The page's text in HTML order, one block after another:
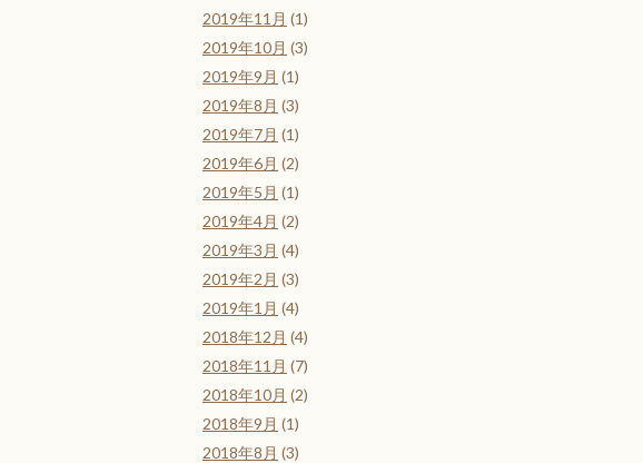
2019年11月 (1)
2019年10月 (3)
2019年9月 (1)
2019年8月 (3)
2019年7月 (1)
2019年6月 (2)
2019年5月 (1)
2019年4月 (2)
2019年3月 (4)
2019年2月 (3)
2019年1月 (4)
2018年12月 (4)
2018年11月 (7)
2018年10月 (2)
2018年9月 (1)
2018年8月 (3)